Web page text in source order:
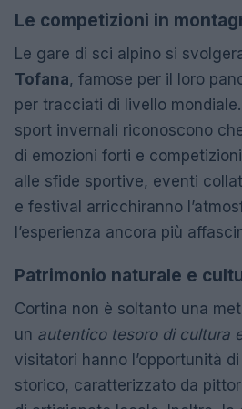
Le competizioni in
Le gare di sci alpino si
Tofana, famose per il loro
per tracciati di livello
sport invernali riconoscono
di emozioni forti e
alle sfide sportive, eventi
e festival arricchiranno
l’esperienza ancora più
Patrimonio naturale e
Cortina non è soltanto una
un autentico tesoro di cultura
visitatori hanno l’opportunità
storico, caratterizzato da